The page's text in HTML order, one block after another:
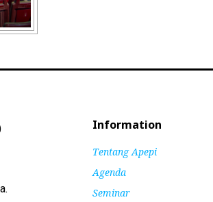
Information
Tentang Apepi
Agenda
Seminar